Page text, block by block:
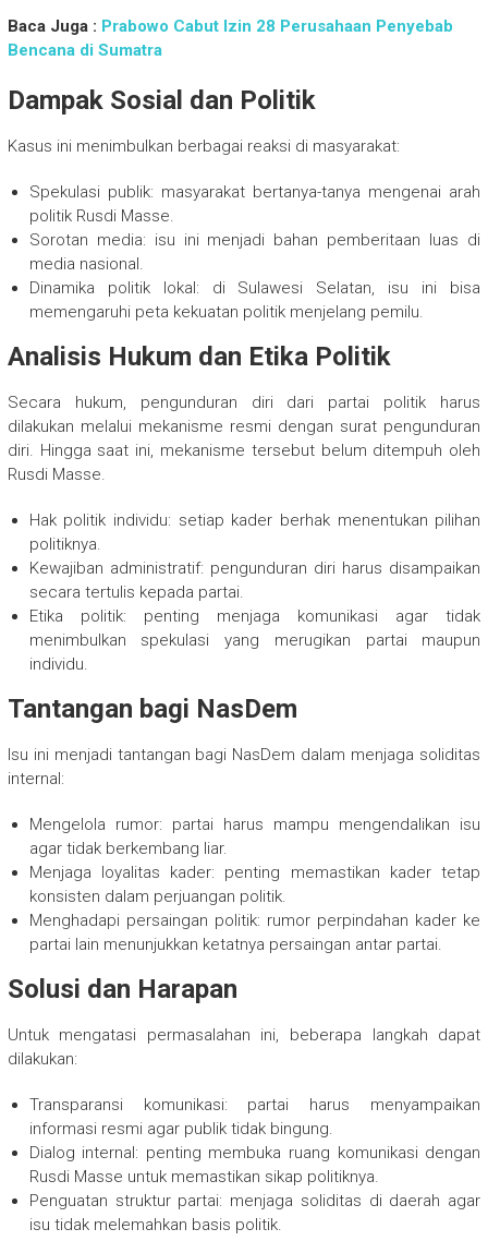
Baca Juga : Prabowo Cabut Izin 28 Perusahaan Penyebab
Bencana di Sumatra
Dampak Sosial dan Politik
Kasus ini menimbulkan berbagai reaksi di masyarakat:
Spekulasi publik: masyarakat bertanya-tanya mengenai arah
politik Rusdi Masse.
Sorotan media: isu ini menjadi bahan pemberitaan luas di
media nasional.
Dinamika politik lokal: di Sulawesi Selatan, isu ini bisa
memengaruhi peta kekuatan politik menjelang pemilu.
Analisis Hukum dan Etika Politik
Secara hukum, pengunduran diri dari partai politik harus
dilakukan melalui mekanisme resmi dengan surat pengunduran
diri. Hingga saat ini, mekanisme tersebut belum ditempuh oleh
Rusdi Masse.
Hak politik individu: setiap kader berhak menentukan pilihan
politiknya.
Kewajiban administratif: pengunduran diri harus disampaikan
secara tertulis kepada partai.
Etika politik: penting menjaga komunikasi agar tidak
menimbulkan spekulasi yang merugikan partai maupun
individu.
Tantangan bagi NasDem
Isu ini menjadi tantangan bagi NasDem dalam menjaga soliditas
internal:
Mengelola rumor: partai harus mampu mengendalikan isu
agar tidak berkembang liar.
Menjaga loyalitas kader: penting memastikan kader tetap
konsisten dalam perjuangan politik.
Menghadapi persaingan politik: rumor perpindahan kader ke
partai lain menunjukkan ketatnya persaingan antar partai.
Solusi dan Harapan
Untuk mengatasi permasalahan ini, beberapa langkah dapat
dilakukan:
Transparansi komunikasi: partai harus menyampaikan
informasi resmi agar publik tidak bingung.
Dialog internal: penting membuka ruang komunikasi dengan
Rusdi Masse untuk memastikan sikap politiknya.
Penguatan struktur partai: menjaga soliditas di daerah agar
isu tidak melemahkan basis politik.